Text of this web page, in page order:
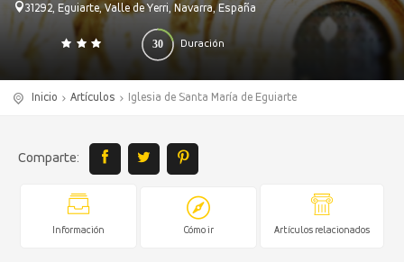
31292, Eguiarte, Valle de Yerri, Navarra, España
Duración
30
0 140
Inicio Artículos Iglesia de Santa María de Eguiarte
Comparte:
Información Cómo ir Artículos relacionados